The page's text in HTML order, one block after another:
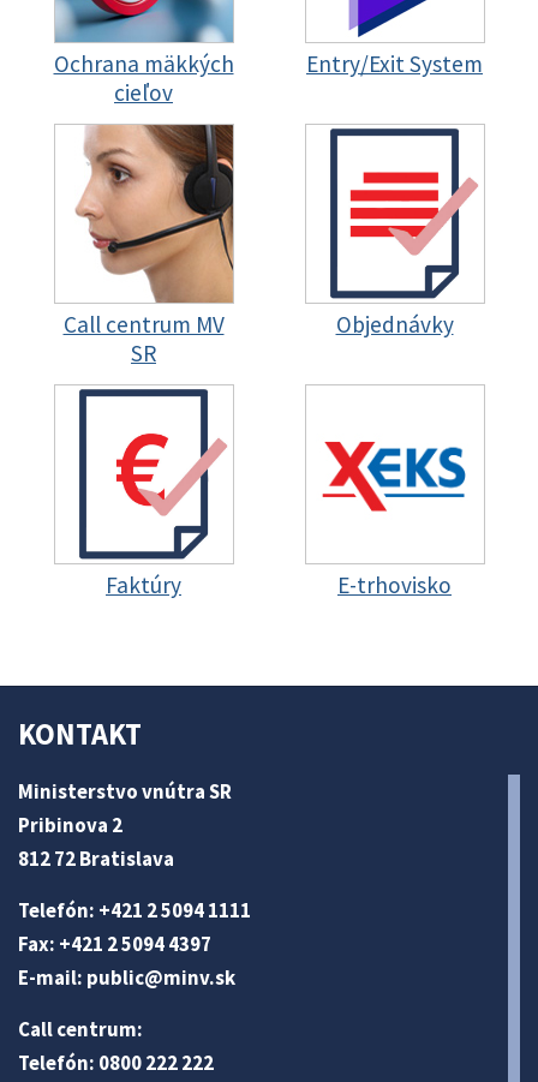
Ochrana mäkkých
cieľov
Entry/Exit System
Call centrum MV
SR
Objednávky
Faktúry E-trhovisko
KONTAKT
Ministerstvo vnútra SR
Pribinova 2
812 72 Bratislava
Telefón: +421 2 5094 1111
Fax: +421 2 5094 4397
E-mail: public@minv.sk
Call centrum:
Telefón: 0800 222 222